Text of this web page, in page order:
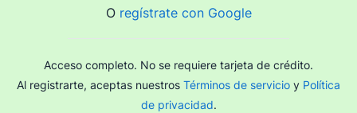
O regístrate con Google
Acceso completo. No se requiere tarjeta de crédito.
Al registrarte, aceptas nuestros Términos de servicio y Política
de privacidad.